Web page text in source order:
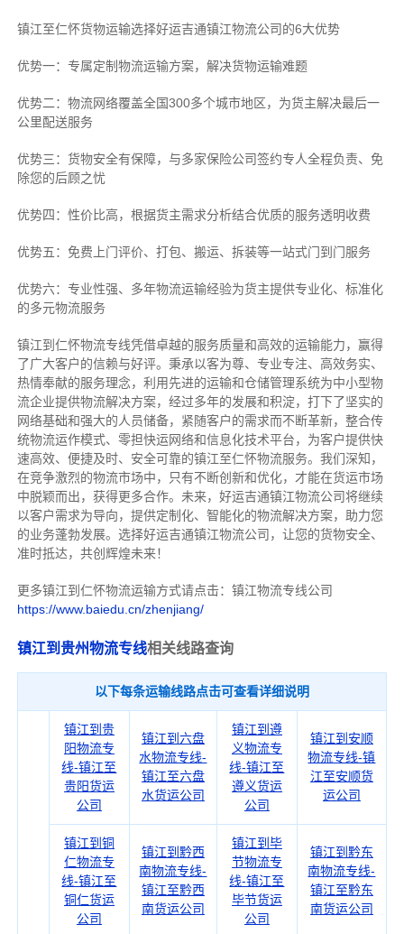
镇江至仁怀货物运输选择好运吉通镇江物流公司的6大优势
优势一：专属定制物流运输方案，解决货物运输难题
优势二：物流网络覆盖全国300多个城市地区，为货主解决最后一
公里配送服务
优势三：货物安全有保障，与多家保险公司签约专人全程负责、免
除您的后顾之忧
优势四：性价比高，根据货主需求分析结合优质的服务透明收费
优势五：免费上门评价、打包、搬运、拆装等一站式门到门服务
优势六：专业性强、多年物流运输经验为货主提供专业化、标准化
的多元物流服务
镇江到仁怀物流专线凭借卓越的服务质量和高效的运输能力，赢得
了广大客户的信赖与好评。 秉承以客为尊、专业专注、高效务实、
热情奉献的服务理念，利用先进的运输和仓储管理系统为中小型物
流企业提供物流解决方案，经过多年的发展和积淀，打下了坚实的
网络基础和强大的人员储备，紧随客户的需求而不断革新，整合传
统物流运作模式、零担快运网络和信息化技术平台，为客户提供快
速高效、便捷及时、安全可靠的镇江至仁怀物流服务。 我们深知，
在竞争激烈的物流市场中，只有不断创新和优化，才能在货运市场
中脱颖而出，获得更多合作。 未来，好运吉通镇江物流公司将继续
以客户需求为导向，提供定制化、智能化的物流解决方案，助力您
的业务蓬勃发展。选择好运吉通镇江物流公司，让您的货物安全、
准时抵达，共创辉煌未来！
更多镇江到仁怀物流运输方式请点击：镇江物流专线公司
https://www.baiedu.cn/zhenjiang/
镇江到贵州物流专线相关线路查询
以下每条运输线路点击可查看详细说明
镇江到贵
阳物流专
线-镇江至
贵阳货运
公司
镇江到六盘
水物流专线-
镇江至六盘
水货运公司
镇江到遵
义物流专
线-镇江至
遵义货运
公司
镇江到安顺
物流专线-镇
江至安顺货
运公司
镇江到铜
仁物流专
线-镇江至
铜仁货运
公司
镇江到黔西
南物流专线-
镇江至黔西
南货运公司
镇江到毕
节物流专
线-镇江至
毕节货运
公司
镇江到黔东
南物流专线-
镇江至黔东
南货运公司